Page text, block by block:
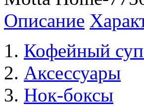
Описание
Кофейный
Аксессуары
Нок-боксы